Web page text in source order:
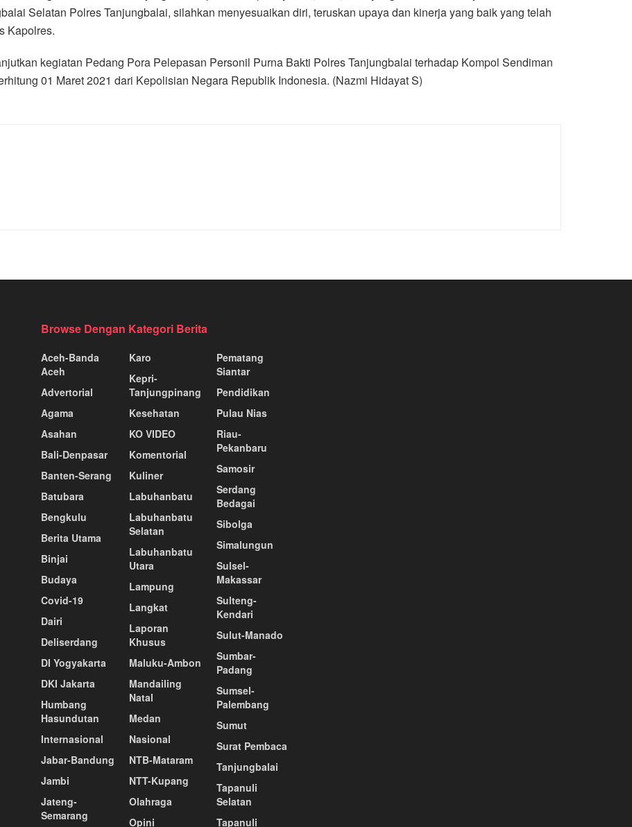
Selatan Polres Tanjungbalai, silahkan menyesuaikan diri, teruskan upaya dan kinerja yang baik yang telah
Kapolres.
kegiatan Pedang Pora Pelepasan Personil Purna Bakti Polres Tanjungbalai terhadap Kompol Sendiman
01 Maret 2021 dari Kepolisian Negara Republik Indonesia. (Nazmi Hidayat S)
Browse Dengan Kategori Berita
Aceh-Banda
Aceh
Advertorial
Agama
Asahan
Bali-Denpasar
Banten-Serang
Batubara
Bengkulu
Berita Utama
Binjai
Budaya
Covid-19
Dairi
Deliserdang
DI Yogyakarta
DKI Jakarta
Humbang
Hasundutan
Internasional
Jabar-Bandung
Jambi
Jateng-
Semarang
Karo
Kepri-
Tanjungpinang
Kesehatan
KO VIDEO
Komentorial
Kuliner
Labuhanbatu
Labuhanbatu
Selatan
Labuhanbatu
Utara
Lampung
Langkat
Laporan
Khusus
Maluku-Ambon
Mandailing
Natal
Medan
Nasional
NTB-Mataram
NTT-Kupang
Olahraga
Opini
Pematang
Siantar
Pendidikan
Pulau Nias
Riau-
Pekanbaru
Samosir
Serdang
Bedagai
Sibolga
Simalungun
Sulsel-
Makassar
Sulteng-
Kendari
Sulut-Manado
Sumbar-
Padang
Sumsel-
Palembang
Sumut
Surat Pembaca
Tanjungbalai
Tapanuli
Selatan
Tapanuli